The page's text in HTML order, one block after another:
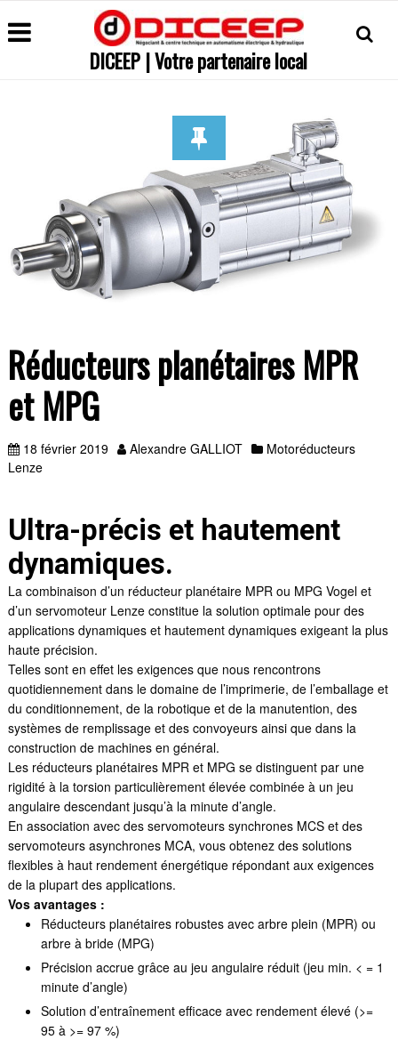
DICEEP | Votre partenaire local
Réducteurs planétaires MPR
et MPG
18 février 2019 Alexandre GALLIOT
Motoréducteurs
Lenze
Ultra-précis et hautement
dynamiques.
La combinaison d’un réducteur planétaire MPR ou MPG Vogel et
d’un servomoteur Lenze constitue la solution optimale pour des
applications dynamiques et hautement dynamiques exigeant la plus
haute précision.
Telles sont en effet les exigences que nous rencontrons
quotidiennement dans le domaine de l’imprimerie, de l’emballage et
du conditionnement, de la robotique et de la manutention, des
systèmes de remplissage et des convoyeurs ainsi que dans la
construction de machines en général.
Les réducteurs planétaires MPR et MPG se distinguent par une
rigidité à la torsion particulièrement élevée combinée à un jeu
angulaire descendant jusqu’à la minute d’angle.
En association avec des servomoteurs synchrones MCS et des
servomoteurs asynchrones MCA, vous obtenez des solutions
flexibles à haut rendement énergétique répondant aux exigences
de la plupart des applications.
Vos avantages :
Réducteurs planétaires robustes avec arbre plein (MPR) ou
arbre à bride (MPG)
Précision accrue grâce au jeu angulaire réduit (jeu min. < = 1
minute d’angle)
Solution d’entraînement efficace avec rendement élevé (>=
95 à >= 97 %)